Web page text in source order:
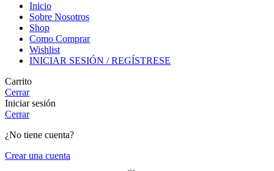
Inicio
Sobre Nosotros
Shop
Como Comprar
Wishlist
INICIAR SESIÓN / REGÍSTRESE
Carrito
Cerrar
Iniciar sesión
Cerrar
¿No tiene cuenta?
Crear una cuenta